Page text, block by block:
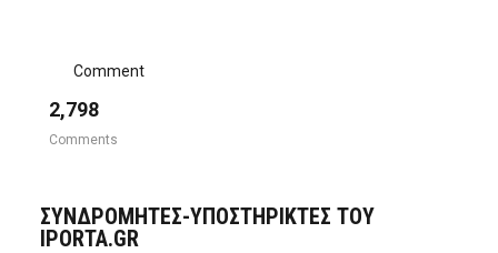
Comment
2,798
Comments
ΣΥΝΔΡΟΜΗΤΈΣ-ΥΠΟΣΤΗΡΙΚΤΈΣ ΤΟΥ
IPORTA.GR